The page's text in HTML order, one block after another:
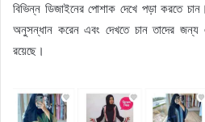
বিভিন্ন ডিজাইনের পোশাক দেখে পড়া করতে
অনুসন্ধান করেন এবং দেখতে চান তাদের জন্য
রয়েছে।